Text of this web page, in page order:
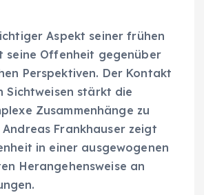
Aspekt seiner frühen
seine Offenheit gegenüber
Perspektiven. Der Kontakt
Sichtweisen stärkt die
Zusammenhänge zu
Frankhauser zeigt
in einer ausgewogenen
Herangehensweise an